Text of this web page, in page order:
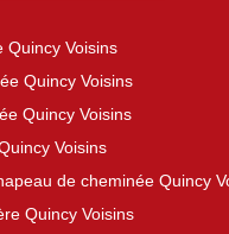
Quincy Voisins
Quincy Voisins
Quincy Voisins
Voisins
de cheminée Quincy
Quincy Voisins